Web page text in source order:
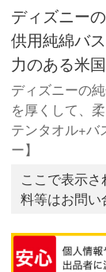
ディズニー
供用純綿バ
力のある米
ディズニーの
を厚くして、
テンタオル+バ
ー】
ここで表示
料等はお問